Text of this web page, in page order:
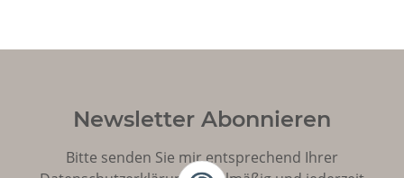
Newsletter Abonnieren
Bitte senden Sie mir entsprechend Ihrer